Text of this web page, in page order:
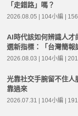
「走錯路」嗎？
2026.08.05 | 104小編 |
AI時代該如何辨識人才
選新指標：「台灣簡報
2026.08.03 | 104小編 |
光靠社交手腕留不住人
靠過來
2026.07.31 | 104小編 |